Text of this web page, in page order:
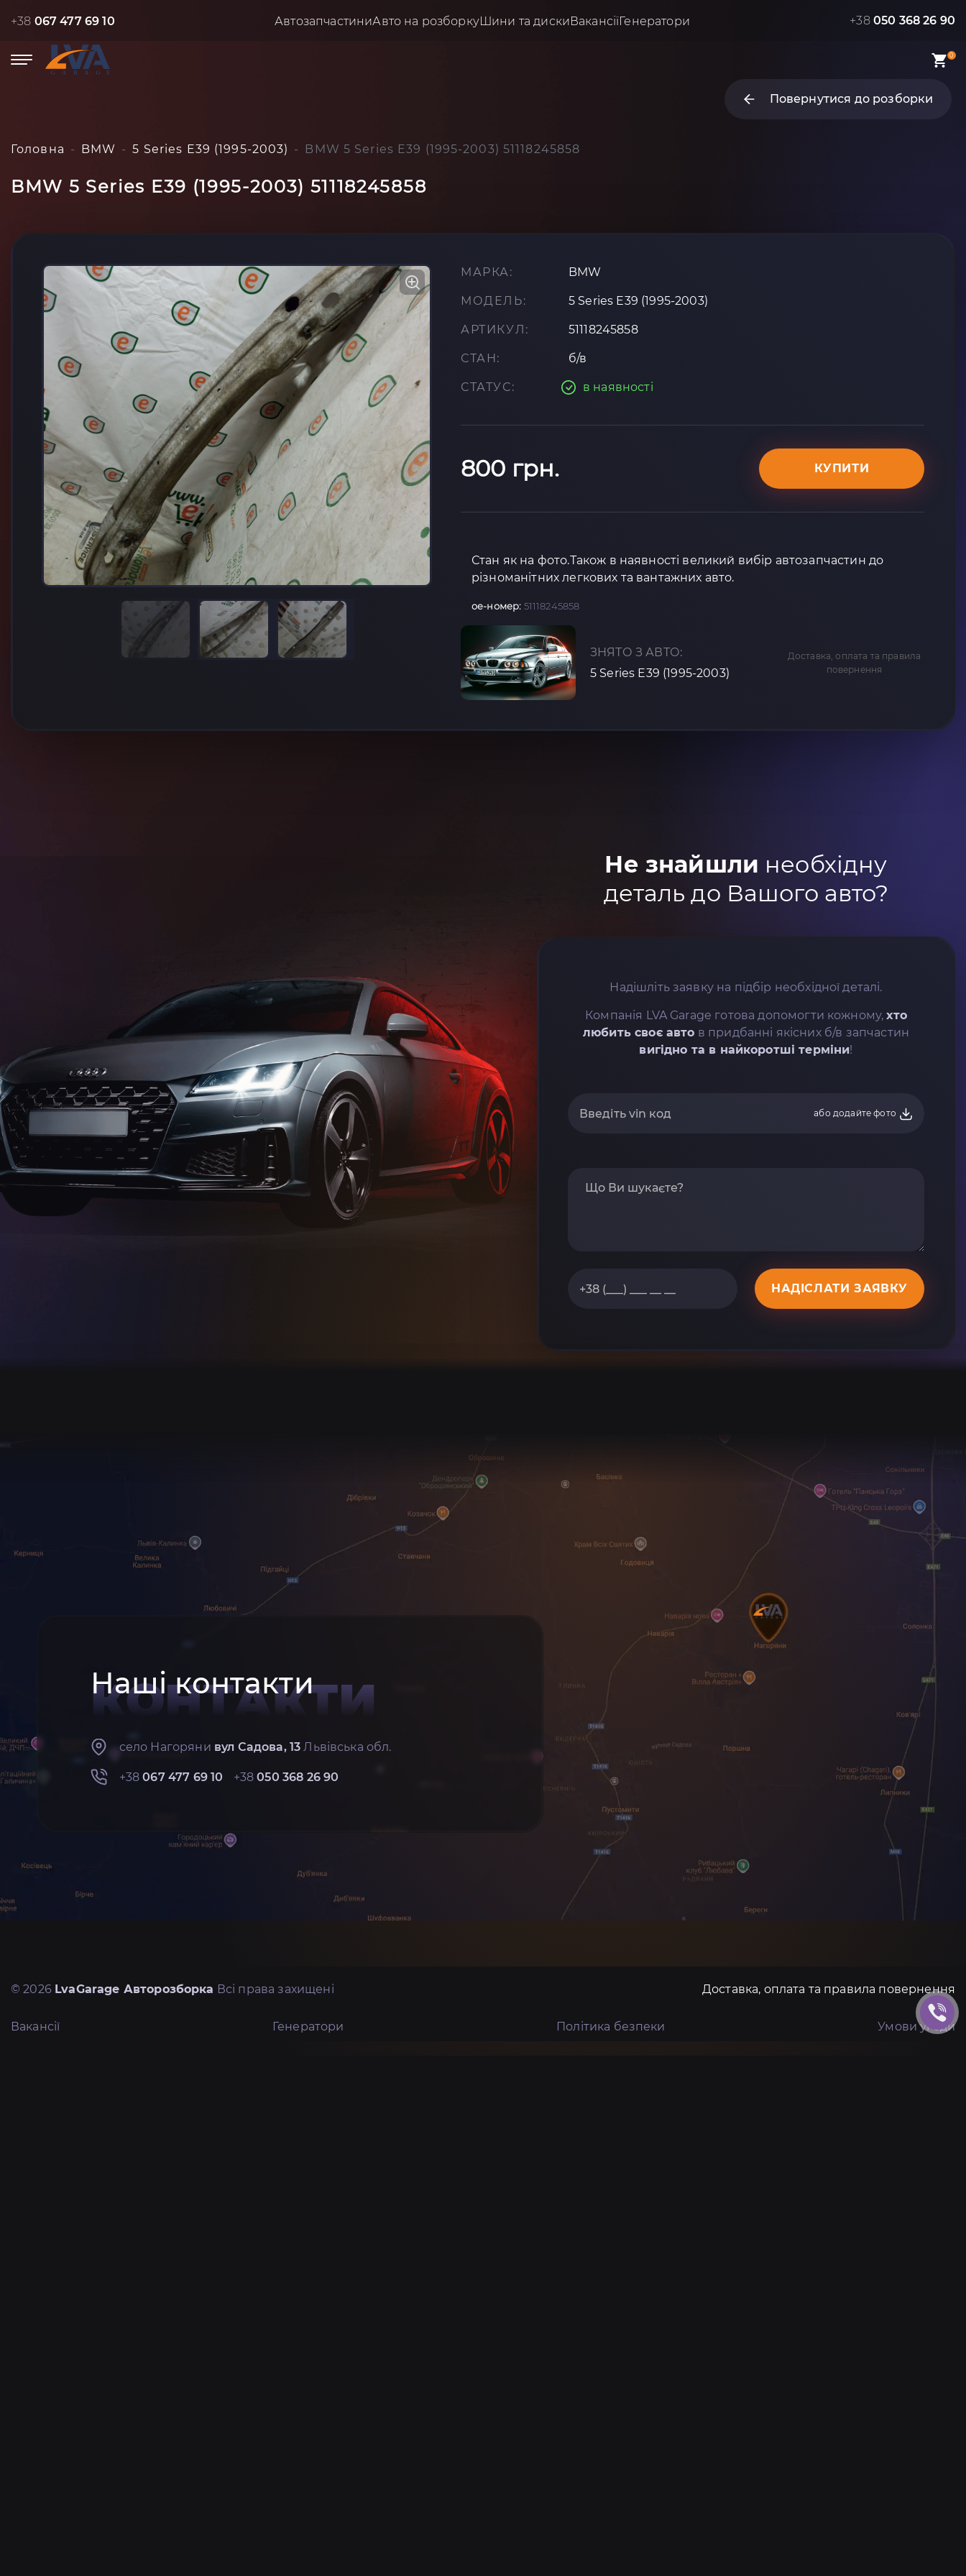
+38 067 477 69 10 АвтозапчастиниАвто на розборкуШини та дискиВакансіїГенератори +38 050 368 26 90
0
Повернутися до розборки
Головна BMW 5 Series E39 (1995-2003) BMW 5 Series E39 (1995-2003) 51118245858
BMW 5 Series E39 (1995-2003) 51118245858
МАРКА: BMW
МОДЕЛЬ: 5 Series E39 (1995-2003)
АРТИКУЛ: 51118245858
СТАН: б/в
СТАТУС: в наявності
800 грн. КУПИТИ
Стан як на фото.Також в наявності великий вибір автозапчастин до
різноманітних легкових та вантажних авто.
oe-номер: 51118245858
ЗНЯТО З АВТО:
5 Series E39 (1995-2003)
Доставка, оплата та правила
повернення
Не знайшли необхідну
деталь до Вашого авто?
Надішліть заявку на підбір необхідної деталі.
Компанія LVA Garage готова допомогти кожному,хто
любить своє авто в придбанні якісних б/в запчастин
вигідно та в найкоротші терміни!
або додайте фото
НАДІСЛАТИ ЗАЯВКУ
Наші контакти
КОНТАКТИ
село Нагоряни вул Садова, 13 Львівська обл.
+38067 477 69 10 +38050 368 26 90
© 2026 LvaGarage Авторозборка Всі права захищені Доставка, оплата та правила повернення
Вакансії Генератори Політика безпеки Умови угоди